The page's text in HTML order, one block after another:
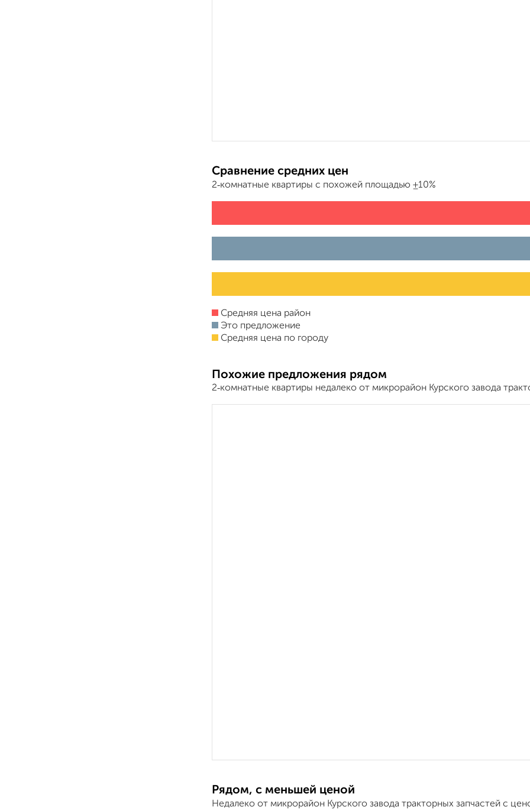
Сравнение средних цен
2‑комнатные квартиры с похожей площадью ±10%
Средняя цена район
Это предложение
Средняя цена по городу
Похожие предложения рядом
2‑комнатные квартиры недалеко от микрорайон Курского завода
Рядом, с меньшей ценой
Недалеко от микрорайон Курского завода тракторных запчастей с